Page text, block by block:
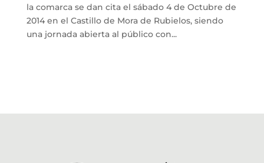
la comarca se dan cita el sábado 4 de Octubre de
2014 en el Castillo de Mora de Rubielos, siendo
una jornada abierta al público con...